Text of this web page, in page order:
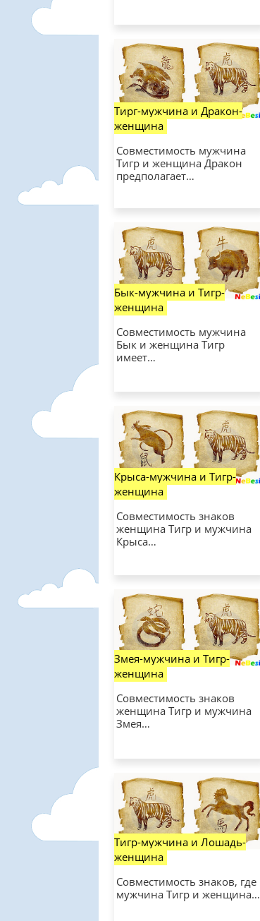
Тирг-мужчина и Дракон-
женщина
Совместимость мужчина
Тигр и женщина Дракон
предполагает…
Бык-мужчина и Тигр-
женщина
Совместимость мужчина
Бык и женщина Тигр
имеет…
Крыса-мужчина и Тигр-
женщина
Совместимость знаков
женщина Тигр и мужчина
Крыса…
Змея-мужчина и Тигр-
женщина
Совместимость знаков
женщина Тигр и мужчина
Змея…
Тигр-мужчина и Лошадь-
женщина
Совместимость знаков, где
мужчина Тигр и женщина…